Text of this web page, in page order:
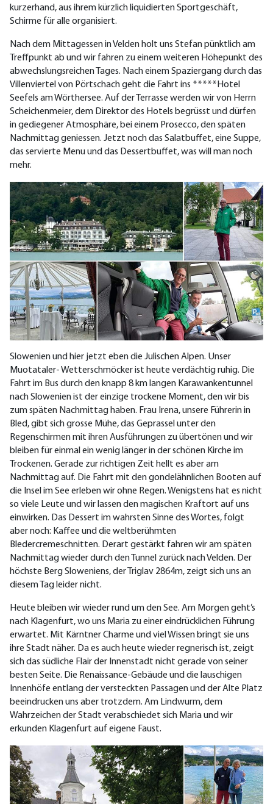
kurzerhand, aus ihrem kürzlich liquidierten Sportgeschäft,
Schirme für alle organisiert.
Nach dem Mittagessen in Velden holt uns Stefan pünktlich am
Treffpunkt ab und wir fahren zu einem weiteren Höhepunkt des
abwechslungsreichen Tages. Nach einem Spaziergang durch das
Villenviertel von Pörtschach geht die Fahrt ins *****Hotel
Seefels am Wörthersee. Auf der Terrasse werden wir von Herrn
Scheichenmeier, dem Direktor des Hotels begrüsst und dürfen
in gediegener Atmosphäre, bei einem Prosecco, den späten
Nachmittag geniessen. Jetzt noch das Salatbuffet, eine Suppe,
das servierte Menu und das Dessertbuffet, was will man noch
mehr.
Slowenien und hier jetzt eben die Julischen Alpen. Unser
Muotataler- Wetterschmöcker ist heute verdächtig ruhig. Die
Fahrt im Bus durch den knapp 8 km langen Karawankentunnel
nach Slowenien ist der einzige trockene Moment, den wir bis
zum späten Nachmittag haben. Frau Irena, unsere Führerin in
Bled, gibt sich grosse Mühe, das Geprassel unter den
Regenschirmen mit ihren Ausführungen zu übertönen und wir
bleiben für einmal ein wenig länger in der schönen Kirche im
Trockenen. Gerade zur richtigen Zeit hellt es aber am
Nachmittag auf. Die Fahrt mit den gondelähnlichen Booten auf
die Insel im See erleben wir ohne Regen. Wenigstens hat es nicht
so viele Leute und wir lassen den magischen Kraftort auf uns
einwirken. Das Dessert im wahrsten Sinne des Wortes, folgt
aber noch: Kaffee und die weltberühmten
Bledercremeschnitten. Derart gestärkt fahren wir am späten
Nachmittag wieder durch den Tunnel zurück nach Velden. Der
höchste Berg Sloweniens, der Triglav 2864m, zeigt sich uns an
diesem Tag leider nicht.
Heute bleiben wir wieder rund um den See. Am Morgen geht’s
nach Klagenfurt, wo uns Maria zu einer eindrücklichen Führung
erwartet. Mit Kärntner Charme und viel Wissen bringt sie uns
ihre Stadt näher. Da es auch heute wieder regnerisch ist, zeigt
sich das südliche Flair der Innenstadt nicht gerade von seiner
besten Seite. Die Renaissance-Gebäude und die lauschigen
Innenhöfe entlang der versteckten Passagen und der Alte Platz
beeindrucken uns aber trotzdem. Am Lindwurm, dem
Wahrzeichen der Stadt verabschiedet sich Maria und wir
erkunden Klagenfurt auf eigene Faust.